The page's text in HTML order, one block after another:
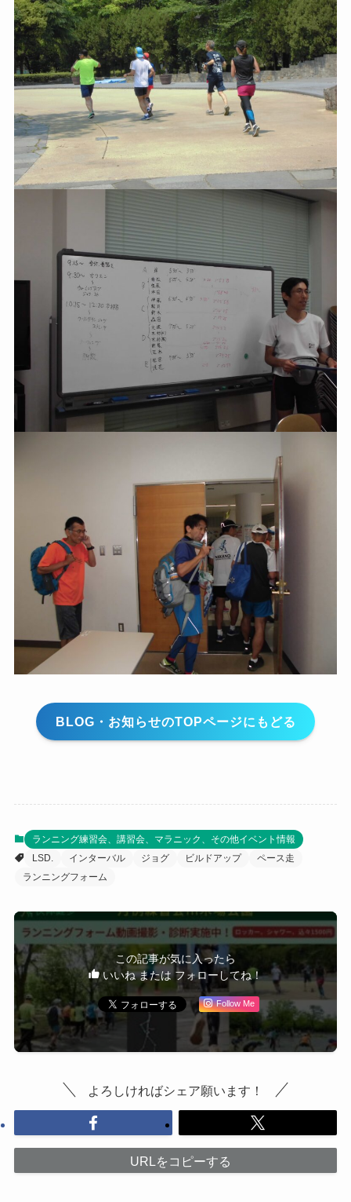
BLOG・お知らせのTOPページにもどる
ランニング練習会、講習会、マラニック、その他イベント情報
LSD.
インターバル ジョグ ビルドアップ
ペース走
ランニングフォーム
この記事が気に入ったら
いいね または フォローしてね！
Follow Me
よろしければシェア願います！
URLをコピーする